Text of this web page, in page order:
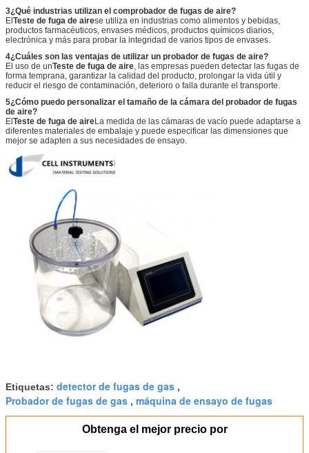
3¿Qué industrias utilizan el comprobador de fugas de aire?
ElTeste de fuga de airese utiliza en industrias como alimentos y bebidas,
productos farmacéuticos, envases médicos, productos químicos diarios,
electrónica y más para probar la integridad de varios tipos de envases.
4¿Cuáles son las ventajas de utilizar un probador de fugas de aire?
El uso de unTeste de fuga de aire, las empresas pueden detectar las fugas de
forma temprana, garantizar la calidad del producto, prolongar la vida útil y
reducir el riesgo de contaminación, deterioro o falla durante el transporte.
5¿Cómo puedo personalizar el tamaño de la cámara del probador de fugas
de aire?
ElTeste de fuga de aireLa medida de las cámaras de vacío puede adaptarse a
diferentes materiales de embalaje y puede especificar las dimensiones que
mejor se adapten a sus necesidades de ensayo.
Etiquetas: detector de fugas de gas ,
Probador de fugas de gas , máquina de ensayo de fugas
Obtenga el mejor precio por